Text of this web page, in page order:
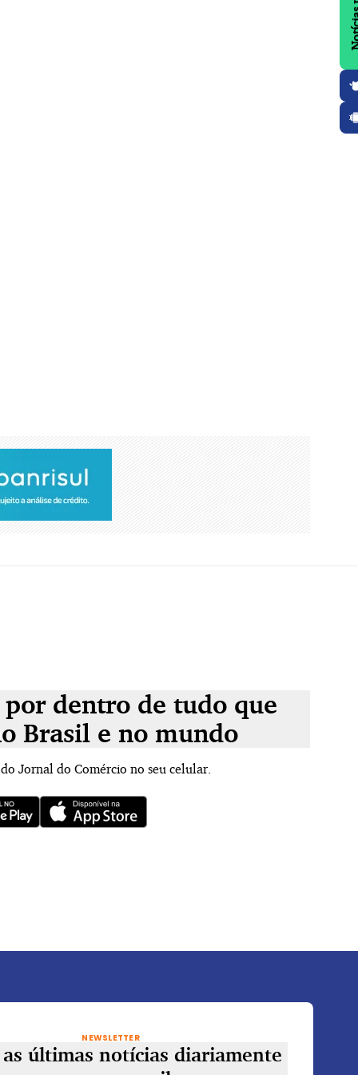
dentro de tudo que
Brasil e no mundo
Jornal do Comércio no seu celular.
NEWSLETTER
as últimas notícias diariamente